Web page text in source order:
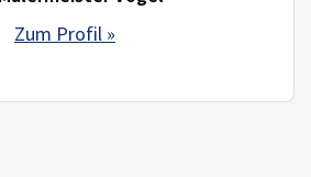
Zum Profil »